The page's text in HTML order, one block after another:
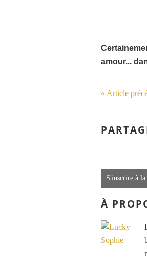
amour...
« Article
S'inscrire à
À